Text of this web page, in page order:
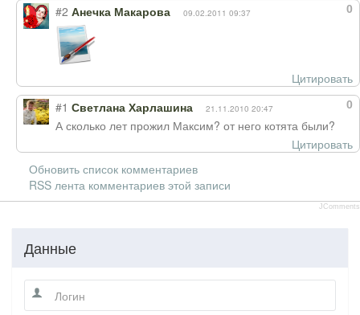
0
#2 Анечка Макарова 09.02.2011 09:37
Цитировать
0
#1 Светлана Харлашина 21.11.2010 20:47
А сколько лет прожил Максим? от него котята были?
Цитировать
Обновить список комментариев
RSS лента комментариев этой записи
JComments
Данные